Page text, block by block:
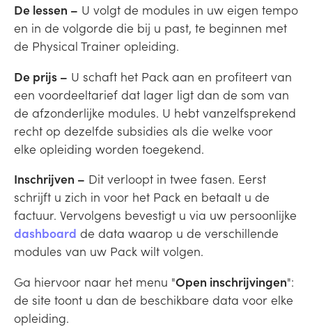
De lessen – U volgt de modules in uw eigen tempo
en in de volgorde die bij u past, te beginnen met
de Physical Trainer opleiding.
De prijs – U schaft het Pack aan en profiteert van
een voordeeltarief dat lager ligt dan de som van
de afzonderlijke modules. U hebt vanzelfsprekend
recht op dezelfde subsidies als die welke voor
elke opleiding worden toegekend.
Inschrijven – Dit verloopt in twee fasen. Eerst
schrijft u zich in voor het Pack en betaalt u de
factuur. Vervolgens bevestigt u via uw persoonlijke
dashboard de data waarop u de verschillende
modules van uw Pack wilt volgen.
Ga hiervoor naar het menu "Open inschrijvingen":
de site toont u dan de beschikbare data voor elke
opleiding.